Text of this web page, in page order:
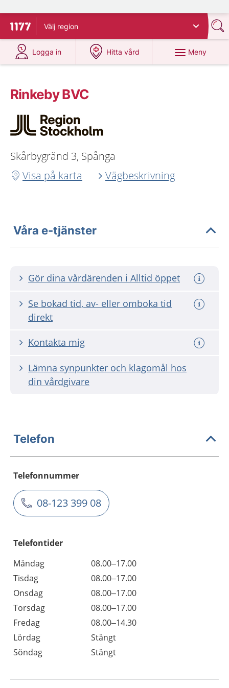
Till startsidan för 1177
Välj region
Logga in
på 1177.se
Hitta vård
på 1177.se
Meny
Rinkeby BVC
Skårbygränd 3, Spånga
Visa på karta
Vägbeskrivning
Våra e-tjänster
Gör dina vårdärenden i Alltid öppet
Se bokad tid, av- eller omboka tid
direkt
Kontakta mig
Lämna synpunkter och klagomål hos
din vårdgivare
Telefon
Telefonnummer
08-123 399 08
Telefontider
Måndag
08.00–17.00
Tisdag
08.00–17.00
Onsdag
08.00–17.00
Torsdag
08.00–17.00
Fredag
08.00–14.30
Lördag
Stängt
Söndag
Stängt